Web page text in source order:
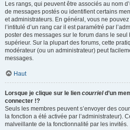
Les rangs, qui peuvent être associés au nom
de messages postés ou identifient certains
et administrateurs. En général, vous ne
l’intitulé d’un rang car il est paramétré par
poster des messages sur le forum dans le seul
supérieur. Sur la plupart des forums, cette
modérateur (ou un administrateur) peut
messages.
Haut
Lorsque je clique sur le lien courrield’un
connecter !?
Seuls les membres peuvent s’envoyer des
la fonction a été activée par l’administrateur).
malveillante de la fonctionnalité par les invités.